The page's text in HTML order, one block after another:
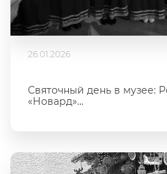
26.01.2026
Святочный день в музее:
«Новард»...